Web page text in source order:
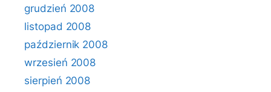
grudzień 2008
listopad 2008
październik 2008
wrzesień 2008
sierpień 2008